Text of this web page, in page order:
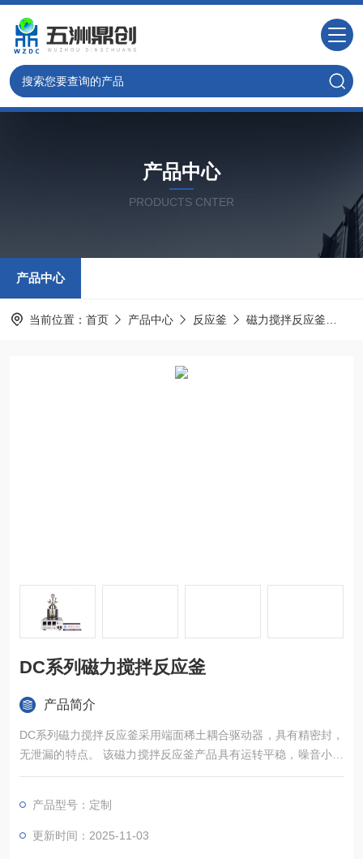
产品中心
PRODUCTS CNTER
产品中心
当前位置： 首页 产品中心 反应釜 磁力搅拌反应釜
DC系列磁力搅拌反应釜
产品简介
DC系列磁力搅拌反应釜采用端面稀土耦合驱动器，具有精密封，
无泄漏的特点。 该磁力搅拌反应釜产品具有运转平稳，噪音小，
操作方便等特点，是用户进行各种化学反应试验的理想装置。该
产品型号：定制
更新时间：2025-11-03